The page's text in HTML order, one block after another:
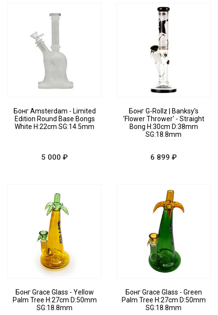
Бонг Amsterdam - Limited
Edition Round Base Bongs
White H:22cm SG:14.5mm
5 000 ₽
Бонг G-Rollz | Banksy's
'Flower Thrower' - Straight
Bong H:30cm D:38mm
SG:18.8mm
6 899 ₽
Бонг Grace Glass - Yellow
Palm Tree H:27cm D:50mm
SG:18.8mm
Бонг Grace Glass - Green
Palm Tree H:27cm D:50mm
SG:18.8mm